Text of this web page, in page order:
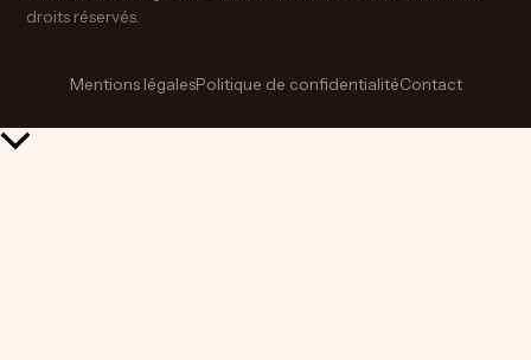
droits réservés.
Mentions légalesPolitique de confidentialitéContact